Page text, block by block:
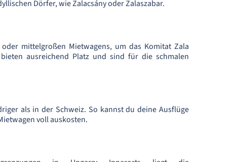
Dörfer, wie Zalacsány oder Zalaszabar.
mittelgroßen Mietwagens, um das Komitat Zala
ausreichend Platz und sind für die schmalen
als in der Schweiz. So kannst du deine Ausflüge
voll auskosten.